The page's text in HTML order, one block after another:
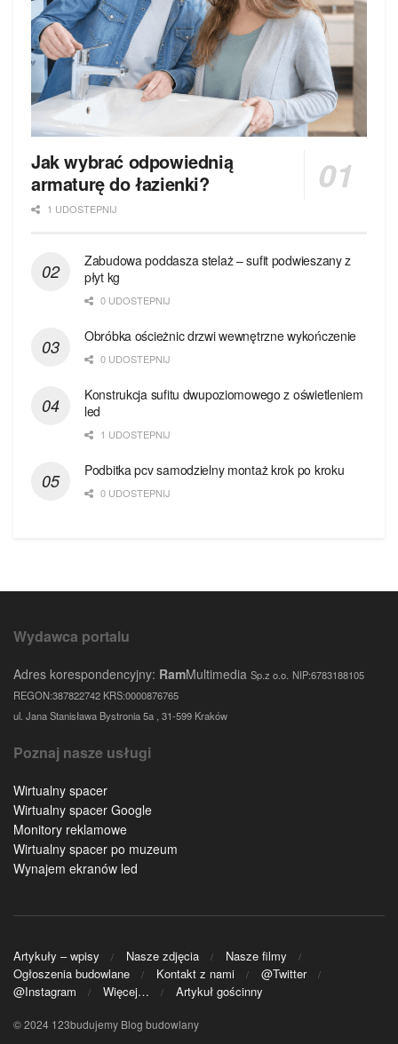
Jak wybrać odpowiednią
armaturę do łazienki?
1 UDOSTEPNIJ
Zabudowa poddasza stelaż – sufit podwieszany z
płyt kg
0 UDOSTEPNIJ
Obróbka ościeżnic drzwi wewnętrzne wykończenie
0 UDOSTEPNIJ
Konstrukcja sufitu dwupoziomowego z oświetleniem
led
1 UDOSTEPNIJ
Podbitka pcv samodzielny montaż krok po kroku
0 UDOSTEPNIJ
Wydawca portalu
Adres korespondencyjny: RamMultimedia Sp.z o.o. NIP:6783188105
REGON:387822742 KRS:0000876765
ul. Jana Stanisława Bystronia 5a , 31-599 Kraków
Poznaj nasze usługi
Wirtualny spacer
Wirtualny spacer Google
Monitory reklamowe
Wirtualny spacer po muzeum
Wynajem ekranów led
Artykuły – wpisy Nasze zdjęcia
Nasze filmy
Ogłoszenia budowlane
Kontakt z nami
@Twitter
@Instagram
Więcej… Artykuł gościnny
© 2024 123budujemy Blog budowlany